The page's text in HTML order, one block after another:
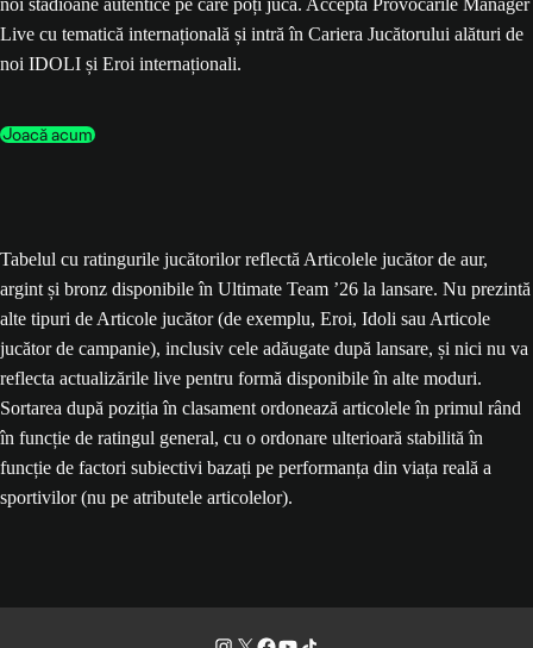
Live cu tematică internațională și intră în Cariera Jucătorului alături de
noi IDOLI și Eroi internaționali.
Joacă acum
Tabelul cu ratingurile jucătorilor reflectă Articolele jucător de aur,
argint și bronz disponibile în Ultimate Team ’26 la lansare. Nu prezintă
alte tipuri de Articole jucător (de exemplu, Eroi, Idoli sau Articole
jucător de campanie), inclusiv cele adăugate după lansare, și nici nu va
reflecta actualizările live pentru formă disponibile în alte moduri.
Sortarea după poziția în clasament ordonează articolele în primul rând
în funcție de ratingul general, cu o ordonare ulterioară stabilită în
funcție de factori subiectivi bazați pe performanța din viața reală a
sportivilor (nu pe atributele articolelor).